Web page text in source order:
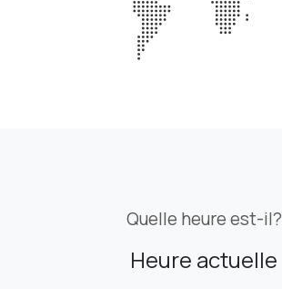
Quelle heure est-il?
Heure actuelle